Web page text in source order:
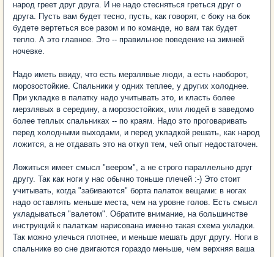
народ греет друг друга. И не надо стесняться греться друг о
друга. Пусть вам будет тесно, пусть, как говорят, с боку на бок
будете вертеться все разом и по команде, но вам так будет
тепло. А это главное. Это -- правильное поведение на зимней
ночевке.
Надо иметь ввиду, что есть мерзлявые люди, а есть наоборот,
морозостойкие. Спальники у одних теплее, у других холоднее.
При укладке в палатку надо учитывать это, и класть более
мерзлявых в середину, а морозостойких, или людей в заведомо
более теплых спальниках -- по краям. Надо это проговаривать
перед холодными выходами, и перед укладкой решать, как народ
ложится, а не отдавать это на откуп тем, чей опыт недостаточен.
Ложиться имеет смысл "веером", а не строго параллельно друг
другу. Так как ноги у нас обычно тоньше плечей :-) Это стоит
учитывать, когда "забиваются" борта палаток вещами: в ногах
надо оставлять меньше места, чем на уровне голов. Есть смысл
укладываться "валетом". Обратите внимание, на большинстве
инструкций к палаткам нарисована именно такая схема укладки.
Так можно улечься плотнее, и меньше мешать друг другу. Ноги в
спальнике во сне двигаются гораздо меньше, чем верхняя ваша